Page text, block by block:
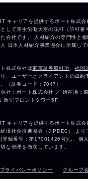
プライバシーポリシー グループ